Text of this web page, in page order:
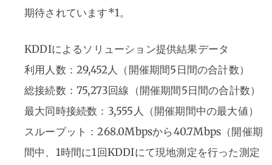
期待されています*​1​。
KDDIによるソリューション提供結果データ
利用人数：29,452人（開催期間5日間の合計数）
総接続数：75,273回線（開催期間5日間の合計数）
最大同時接続数：3,555人（開催期間中の最大値）
スループット：268.0Mbpsから40.7Mbps（開催期
間中、1時間に1回KDDIにて現地測定を行った測定